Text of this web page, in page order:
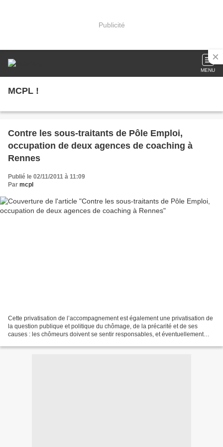
Publicité
MENU
MCPL !
Contre les sous-traitants de Pôle Emploi,
occupation de deux agences de coaching à
Rennes
Publié le 02/11/2011 à 11:09
Par mcpl
Cette privatisation de l’accompagnement est également une privatisation de
la question publique et politique du chômage, de la précarité et de ses
causes : les chômeurs doivent se sentir responsables, et éventuellement